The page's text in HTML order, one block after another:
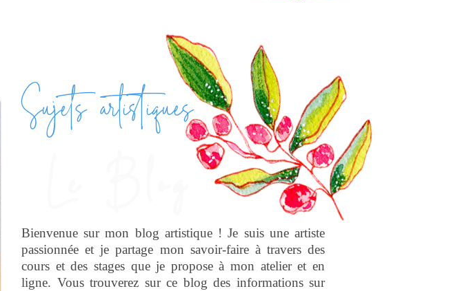
Sujets artistiques
Bienvenue sur mon blog artistique ! Je suis une artiste
passionnée et je partage mon savoir-faire à travers des
cours et des stages que je propose à mon atelier et en
ligne. Vous trouverez sur ce blog des informations sur